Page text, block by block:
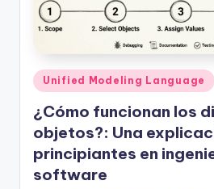
h
A
I,
S
o
f
Publicado
en
Unified Modeling Language
¿Cómo funcionan los
objetos?: Una
principiantes en
software